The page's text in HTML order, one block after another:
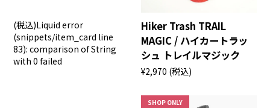
(税込)Liquid error
(snippets/item_card line
83): comparison of String
with 0 failed
Hiker Trash TRAIL
MAGIC / ハイカートラッ
シュ トレイルマジック
¥2,970 (税込)
SHOP ONLY